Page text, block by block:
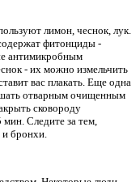
лимон, чеснок, лук.
фитонциды -
антимикробным
- их можно измельчить
вас плакать. Еще одна
отварным очищенным
сковороду
Следите за тем,
и бронхи.